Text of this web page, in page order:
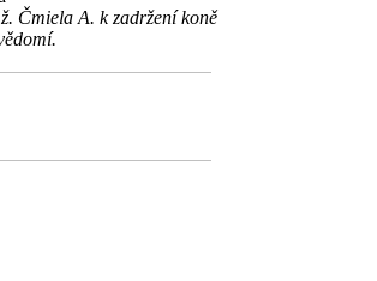
Čmiela A. k zadržení koně